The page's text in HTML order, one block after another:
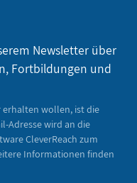
Newsletter über
Fortbildungen und
erhalten wollen, ist die
Adresse wird an die
CleverReach zum
Informationen finden